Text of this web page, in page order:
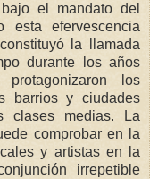
el mandato del
esta efervescencia
la llamada
durante los años
los
barrios y ciudades
clases medias. La
comprobar en la
y artistas en la
irrepetible